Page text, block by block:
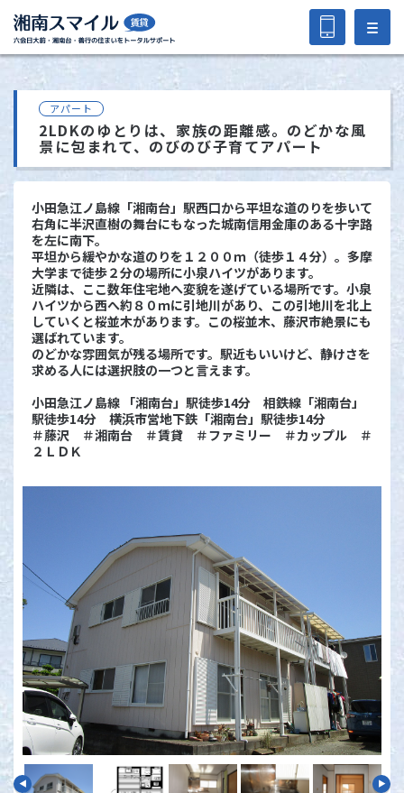
アパート
2LDKのゆとりは、家族の距離感。のどかな風
景に包まれて、のびのび子育てアパート
小田急江ノ島線「湘南台」駅西口から平坦な道のりを歩いて
右角に半沢直樹の舞台にもなった城南信用金庫のある十字路
を左に南下。
平坦から緩やかな道のりを１２００ｍ（徒歩１４分）。多摩
大学まで徒歩２分の場所に小泉ハイツがあります。
近隣は、ここ数年住宅地へ変貌を遂げている場所です。小泉
ハイツから西へ約８０ｍに引地川があり、この引地川を北上
していくと桜並木があります。この桜並木、藤沢市絶景にも
選ばれています。
のどかな雰囲気が残る場所です。駅近もいいけど、静けさを
求める人には選択肢の一つと言えます。
小田急江ノ島線 「湘南台」駅徒歩14分 相鉄線「湘南台」
駅徒歩14分 横浜市営地下鉄「湘南台」駅徒歩14分
＃藤沢 ＃湘南台 ＃賃貸 ＃ファミリー ＃カップル ＃
２ＬＤＫ